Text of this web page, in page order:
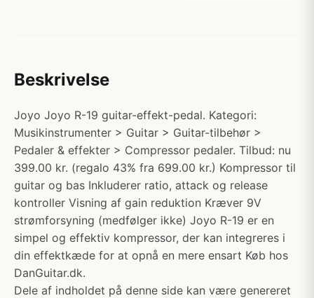
Beskrivelse
Joyo Joyo R-19 guitar-effekt-pedal. Kategori:
Musikinstrumenter > Guitar > Guitar-tilbehør >
Pedaler & effekter > Compressor pedaler. Tilbud: nu
399.00 kr. (regalo 43% fra 699.00 kr.) Kompressor til
guitar og bas Inkluderer ratio, attack og release
kontroller Visning af gain reduktion Kræver 9V
strømforsyning (medfølger ikke) Joyo R-19 er en
simpel og effektiv kompressor, der kan integreres i
din effektkæde for at opnå en mere ensart Køb hos
DanGuitar.dk.
Dele af indholdet på denne side kan være genereret